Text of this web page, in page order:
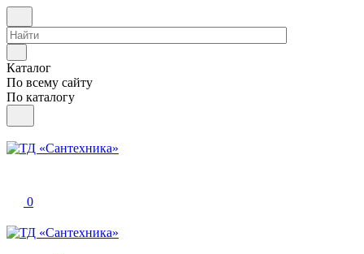
Каталог
По всему сайту
По каталогу
0